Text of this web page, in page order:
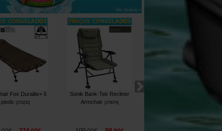
Ver todos »
Fox Duralite+ 6
pieds
270232]
Sonik Bank-Tek Recliner
Armchair
270074]